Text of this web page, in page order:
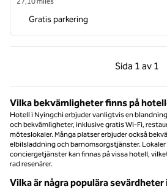
Gratis parkering
Sida 1
Föregående sida,
Sida 1 av 1
Vilka bekvämligheter finns på
Hotell i Nyingchi erbjuder vanligtvis en
och bekvämligheter, inklusive gratis Wi-Fi,
möteslokaler. Många platser erbjuder också
elbilsladdning och barnomsorgstjänster. Lokaler
conciergetjänster kan finnas på vissa hotell,
rad resenärer.
Vilka är några populära sevärdheter